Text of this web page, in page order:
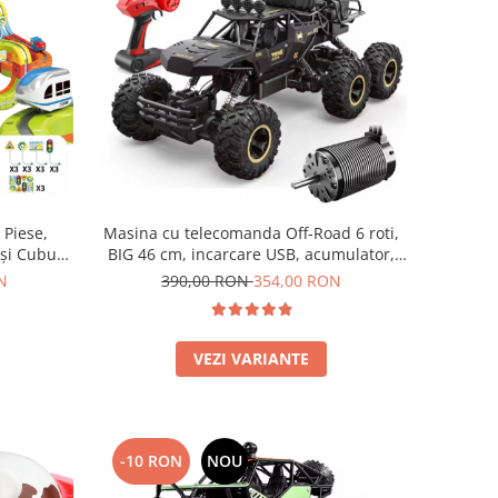
Cuburi
8 ani
Masina cu telecomanda Off-Road 6 roti,
BIG 46 cm, incarcare USB, acumulator,
46x22x20cm
390,00 RON354,00 RON
VEZI VARIANTE
-10 RON NOU